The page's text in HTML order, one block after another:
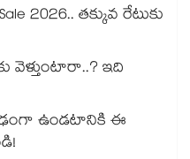
2026.. తక్కువ రేటుకు
ఇది
ఉండటానికి ఈ